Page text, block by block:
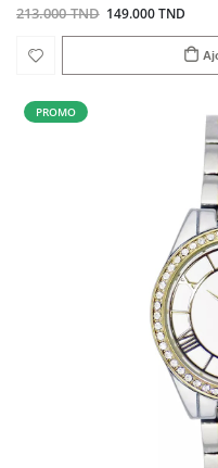
213.000 TND 149.000 TND
PROMO